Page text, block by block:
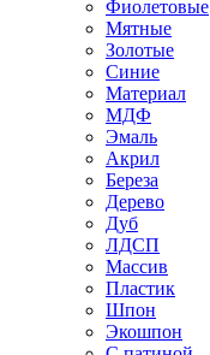
Фиолетовые
Мятные
Золотые
Синие
Материал
МДФ
Эмаль
Акрил
Береза
Дерево
Дуб
ЛДСП
Массив
Пластик
Шпон
Экошпон